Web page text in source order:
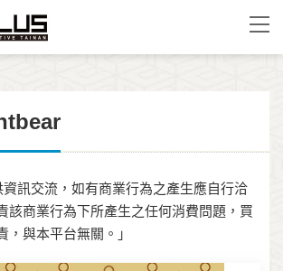
資訊交流，如有商業行為之產生應自行洽
該商業行為下所產生之任何消費問題，買
，與本平台無關。」